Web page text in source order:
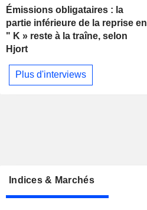
Émissions obligataires : la
partie inférieure de la reprise en
" K » reste à la traîne, selon
Hjort
Plus d'interviews
Indices & Marchés